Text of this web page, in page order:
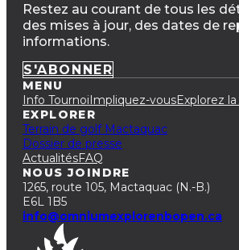
Restez au courant de tous les
des mises à jour, des dates de
informations.
S'ABONNER
MENU
Info TournoiImpliquez-vousExplorez
EXPLORER
Terrain de golf Mactaquac
Dossier de presse
ActualitésFAQ
NOUS JOINDRE
1265, route 105, Mactaquac (N.-B.)
E6L 1B5
info@omniumexplorenbopen.ca